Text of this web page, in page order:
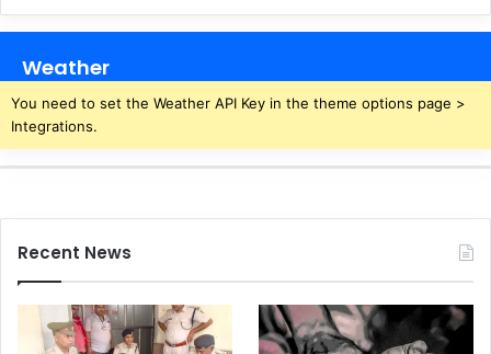
Weather
You need to set the Weather API Key in the theme options page >
Integrations.
Recent News